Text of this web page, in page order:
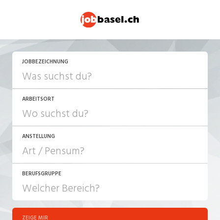
JOBBEZEICHNUNG
ARBEITSORT
ANSTELLUNG
JOB-TYP
Festanstellung
BERUFSGRUPPE
ZEIGE MIR